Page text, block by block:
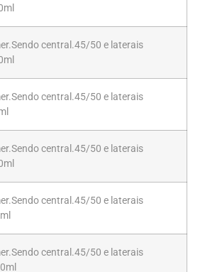
central.45/50 e laterais
central.45/50 e laterais
central.45/50 e laterais
central.45/50 e laterais
central.45/50 e laterais